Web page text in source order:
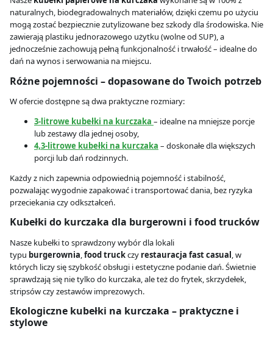
naturalnych, biodegradowalnych materiałów, dzięki czemu po użyciu
mogą zostać bezpiecznie zutylizowane bez szkody dla środowiska. Nie
zawierają plastiku jednorazowego użytku (wolne od SUP), a
jednocześnie zachowują pełną funkcjonalność i trwałość – idealne do
dań na wynos i serwowania na miejscu.
Różne pojemności – dopasowane do Twoich potrzeb
W ofercie dostępne są dwa praktyczne rozmiary:
3-litrowe kubełki na kurczaka – idealne na mniejsze porcje
lub zestawy dla jednej osoby,
4,3-litrowe kubełki na kurczaka – doskonałe dla większych
porcji lub dań rodzinnych.
Każdy z nich zapewnia odpowiednią pojemność i stabilność,
pozwalając wygodnie zapakować i transportować dania, bez ryzyka
przeciekania czy odkształceń.
Kubełki do kurczaka dla burgerowni i food trucków
Nasze kubełki to sprawdzony wybór dla lokali
typu burgerownia food truckczy restauracja fast casual , w
których liczy się szybkość obsługi i estetyczne podanie dań. Świetnie
sprawdzają się nie tylko do kurczaka, ale też do frytek, skrzydełek,
stripsów czy zestawów imprezowych.
Ekologiczne kubełki na kurczaka – praktyczne i
stylowe